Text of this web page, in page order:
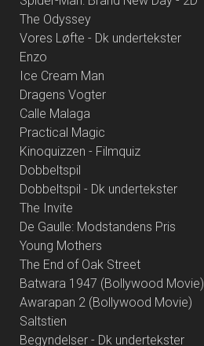
The Odyssey
Vores Løfte - Dk undertekster
Enzo
Ice Cream Man
Dragens Vogter
Calle Malaga
Practical Magic
Kinoquizzen - Filmquiz
Dobbeltspil
Dobbeltspil - Dk undertekster
The Invite
De Gaulle: Modstandens Pris
Young Mothers
The End of Oak Street
Batwara 1947 (Bollywood Movie)
Awarapan 2 (Bollywood Movie)
Saltstien
Begyndelser - Dk undertekster